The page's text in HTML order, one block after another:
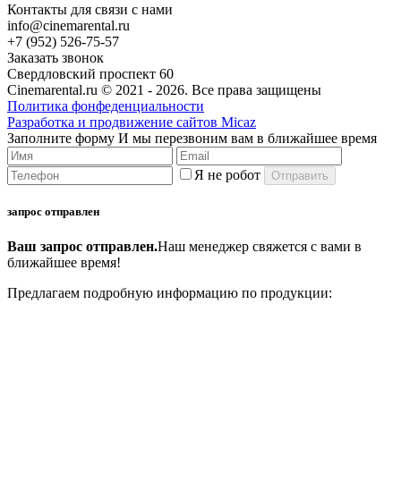
Контакты для связи с нами
info@cinemarental.ru
+7 (952) 526-75-57
Заказать звонок
Свердловский проспект 60
Cinemarental.ru © 2021 - 2026. Все права защищены
Политика фонфеденциальности
Разработка и продвижение сайтов Micaz
Заполните форму И мы перезвоним вам в ближайшее время
Я не робот
запрос отправлен
Ваш запрос отправлен.Наш менеджер свяжется с вами в
ближайшее время!
Предлагаем подробную информацию по продукции: